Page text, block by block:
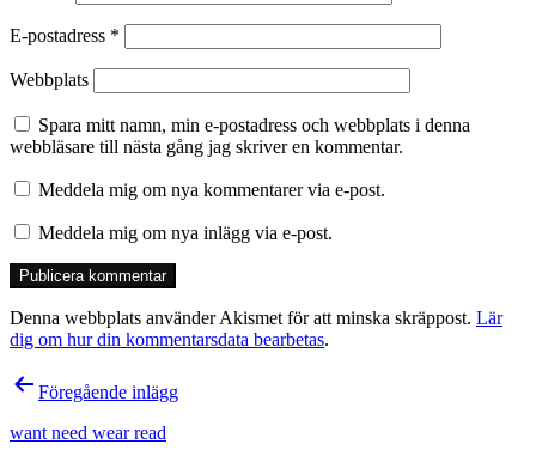
E-postadress *
Webbplats
Spara mitt namn, min e-postadress och webbplats i denna
webbläsare till nästa gång jag skriver en kommentar.
Meddela mig om nya kommentarer via e-post.
Meddela mig om nya inlägg via e-post.
Denna webbplats använder Akismet för att minska skräppost. Lär
dig om hur din kommentarsdata bearbetas.
Inläggsnavigering
Föregående inlägg
want need wear read